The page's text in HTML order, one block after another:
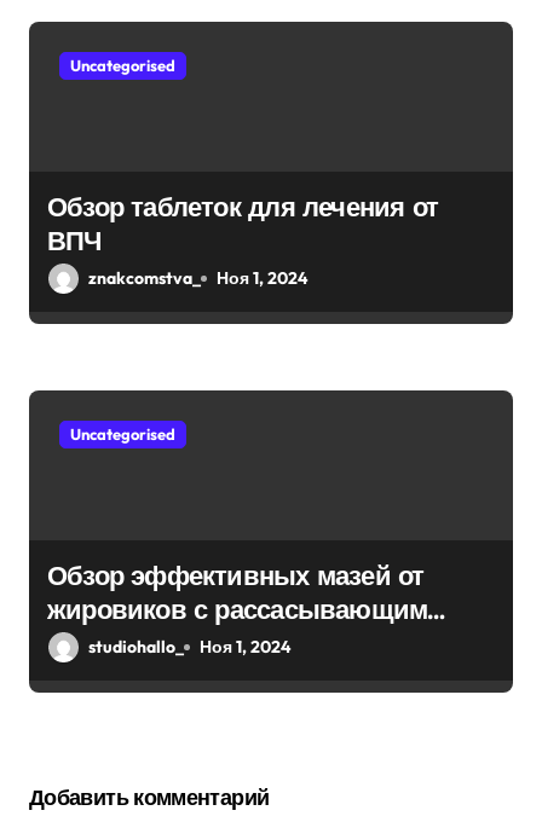
Uncategorised
Обзор таблеток для лечения от
ВПЧ
znakcomstva_ Ноя 1, 2024
Uncategorised
Обзор эффективных мазей от
жировиков с рассасывающим
эффектом
studiohallo_ Ноя 1, 2024
Добавить комментарий